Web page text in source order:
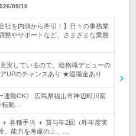
09/10
社を内側から牽引！】日々の事務業
整やサポートなど、さまざまな業務
実しているので、総務職デビューの
UPのチャンスあり ★退職金あり
通勤OK》 広島県福山市神辺町川南
勤…
各種手当 ＋ 賞与年2回（昨年度実
、能力を考慮の上、…